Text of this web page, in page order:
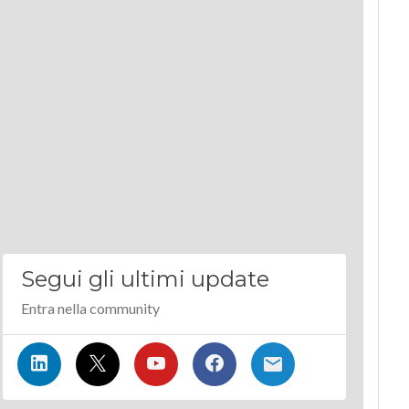
Segui gli ultimi update
Entra nella community